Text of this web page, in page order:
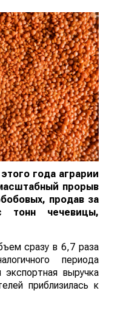
года аграрии
прорыв
продав за
чечевицы,
сразу в 6,7 раза
периода
выручка
приблизилась к